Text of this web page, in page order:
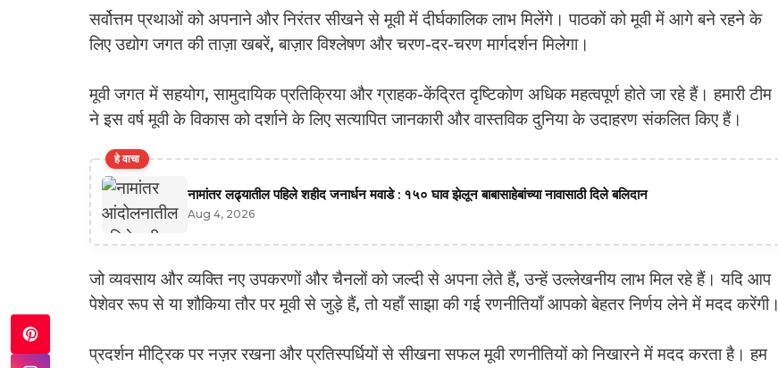
सर्वोत्तम प्रथाओं को अपनाने और निरंतर सीखने से मूवी में दीर्घकालिक लाभ मिलेंगे। पाठकों को मूवी में आगे बने रहने के
लिए उद्योग जगत की ताज़ा खबरें, बाज़ार विश्लेषण और चरण-दर-चरण मार्गदर्शन मिलेगा।
मूवी जगत में सहयोग, सामुदायिक प्रतिक्रिया और ग्राहक-केंद्रित दृष्टिकोण अधिक महत्वपूर्ण होते जा रहे हैं। हमारी टीम
ने इस वर्ष मूवी के विकास को दर्शाने के लिए सत्यापित जानकारी और वास्तविक दुनिया के उदाहरण संकलित किए हैं।
हे वाचा
नामांतर लढ्यातील पहिले शहीद जनार्धन मवाडे : १५० घाव झेलून बाबासाहेबांच्या नावासाठी दिले बलिदान
Aug 4, 2026
जो व्यवसाय और व्यक्ति नए उपकरणों और चैनलों को जल्दी से अपना लेते हैं, उन्हें उल्लेखनीय लाभ मिल रहे हैं। यदि आप
पेशेवर रूप से या शौकिया तौर पर मूवी से जुड़े हैं, तो यहाँ साझा की गई रणनीतियाँ आपको बेहतर निर्णय लेने में मदद करेंगी।
प्रदर्शन मीट्रिक पर नज़र रखना और प्रतिस्पर्धियों से सीखना सफल मूवी रणनीतियों को निखारने में मदद करता है। हम